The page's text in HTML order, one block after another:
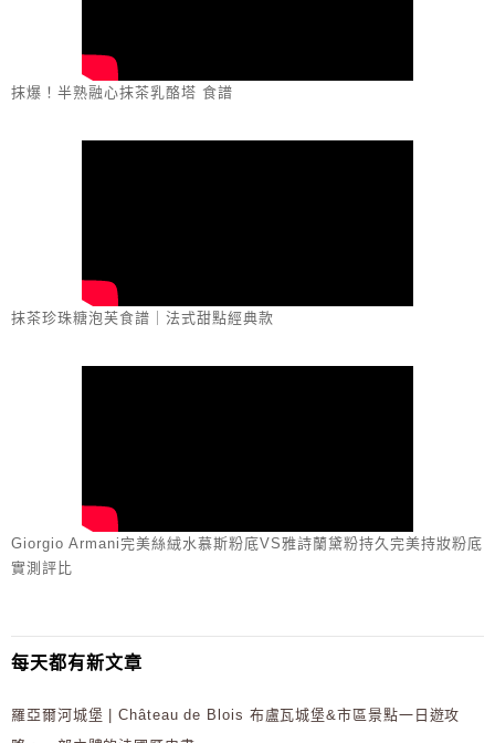
抹爆！半熟融心抹茶乳酪塔 食譜
抹茶珍珠糖泡芙食譜｜法式甜點經典款
Giorgio Armani完美絲絨水慕斯粉底VS雅詩蘭黛粉持久完美持妝粉底
實測評比
每天都有新文章
羅亞爾河城堡 | Château de Blois 布盧瓦城堡&市區景點一日遊攻